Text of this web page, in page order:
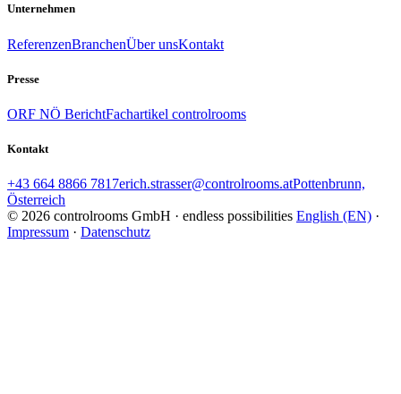
Unternehmen
ReferenzenBranchenÜber unsKontakt
Presse
ORF NÖ BerichtFachartikel controlrooms
Kontakt
+43 664 8866 7817erich.strasser@controlrooms.atPottenbrunn,
Österreich
© 2026 controlrooms GmbH · endless possibilities English (EN) ·
Impressum · Datenschutz